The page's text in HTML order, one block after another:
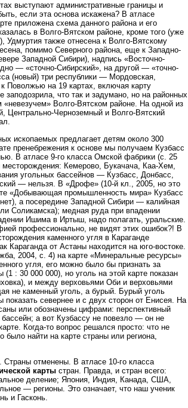
выступают административные границы и
если эта основа искажена? В атласе
приложена схема данного района и его
в Волго-Вятском районе, кроме того (уже
Удмуртия также отнесена к Волго-Вятскому
помимо Северного района, еще к Западно-
Западной Сибири), надпись «Восточно-
— «сточно-Сибирский», на другой — «точно-
(новый) три республики — Мордовская,
на 19 картах, включая карту
заподозрила, что так и задумано, но на районных
«невезучем» Волго-Вятском районе. На одной из
Центрально-Черноземный и Волго-Вятский
ископаемых предлагает детям около 300
пренебрежения к основе мы получаем Кузбасс
В атласе 9-го класса Омской фабрики (с. 25
Кемерово, Букачача, Каа-Хем,
угольных бассейнов — Кузбасс, Донбасс,
— нельзя. В «Дрофе» (10-й кл., 2005, но это
«Добывающая промышленность мира» Кузбасс
а посередине Западной Сибири — калийная
Соликамска); медная руда при впадении
Ишима в Иртыш, надо полагать, уральские.
профессионально, не видят этих ошибок?! В
каменного угля в Караганде
Караганда от Астаны находится на юго-востоке.
2004, с. 4) на карте «Минеральные ресурсы»
угля, его можно было бы признать за
: 30 000 000), но уголь на этой карте показан
и между верховьями Оби и верховьями
не каменный уголь, а бурый. Бурый уголь
показать севернее и с двух сторон от Енисея. На
или обозначены цифрами: перспективный
а вот Кузбассу не повезло — он не
Когда-то вопрос решался просто: что не
найти на карте страны или региона,
отменены. В атласе 10-го класса
карты стран. Правда, и стран всего:
деление; Япония, Индия, Канада, США,
— регионы. Это означает, что наш ученик
и Гасконь.